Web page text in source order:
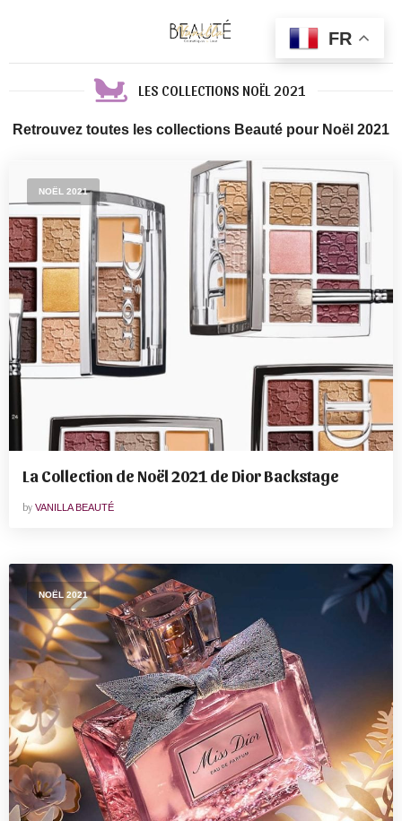
LES COLLECTIONS NOËL 2021
Retrouvez toutes les collections Beauté pour Noël 2021
NOËL 2021
La Collection de Noël 2021 de Dior Backstage
by VANILLA BEAUTÉ
NOËL 2021
FR